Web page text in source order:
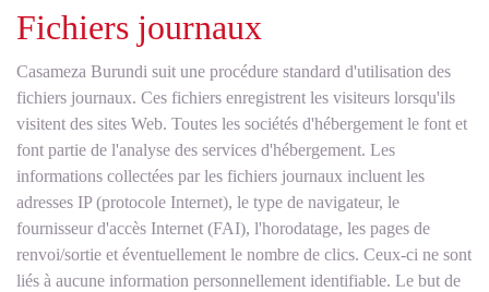
Fichiers journaux
Casameza Burundi suit une procédure standard d'utilisation des
fichiers journaux. Ces fichiers enregistrent les visiteurs lorsqu'ils
visitent des sites Web. Toutes les sociétés d'hébergement le font et
font partie de l'analyse des services d'hébergement. Les
informations collectées par les fichiers journaux incluent les
adresses IP (protocole Internet), le type de navigateur, le
fournisseur d'accès Internet (FAI), l'horodatage, les pages de
renvoi/sortie et éventuellement le nombre de clics. Ceux-ci ne sont
liés à aucune information personnellement identifiable. Le but de